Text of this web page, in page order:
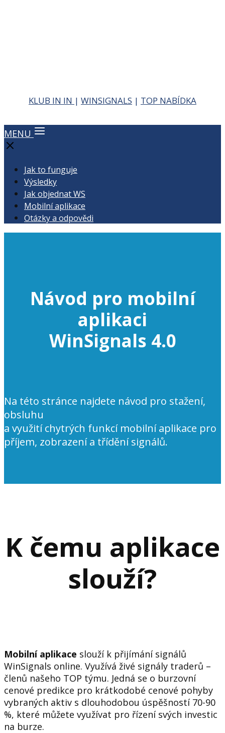
KLUB IN IN | WINSIGNALS | TOP NABÍDKA
MENU
Jak to funguje
Výsledky
Jak objednat WS
Mobilní aplikace
Otázky a odpovědi
Návod pro mobilní
aplikaci
WinSignals 4.0
Na této stránce najdete návod pro stažení,
obsluhu
a využití chytrých funkcí mobilní aplikace pro
příjem, zobrazení a třídění signálů.
K čemu aplikace
slouží?
Mobilní aplikace slouží k přijímání signálů
WinSignals online. Využívá živé signály traderů –
členů našeho TOP týmu. Jedná se o burzovní
cenové predikce pro krátkodobé cenové pohyby
vybraných aktiv s dlouhodobou úspěšností 70-90
%, které můžete využívat pro řízení svých investic
na burze.